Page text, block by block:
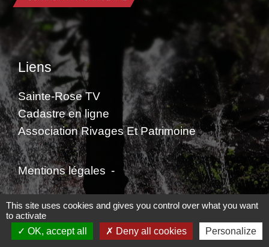
Liens
Sainte-Rose TV
Cadastre en ligne
Association Rivages Et Patrimoine
Mentions légales -
Politique de confidentialité - Accessibilité -
Plan du site - Gestion des cookies
This site uses cookies and gives you control over what you want
to activate
OK, accept all
Deny all cookies Personalize